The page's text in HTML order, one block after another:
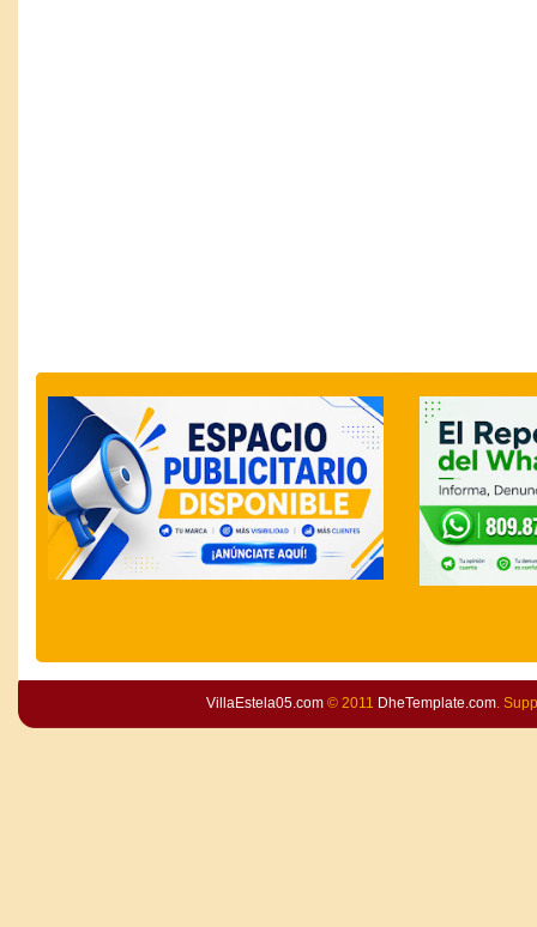
VillaEstela05.com© 2011 DheTemplate.com.